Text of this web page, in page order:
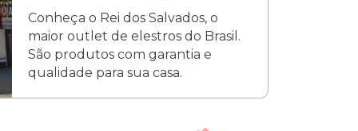
Conheça o Rei dos Salvados, o
maior outlet de elestros do Brasil.
São produtos com garantia e
qualidade para sua casa.